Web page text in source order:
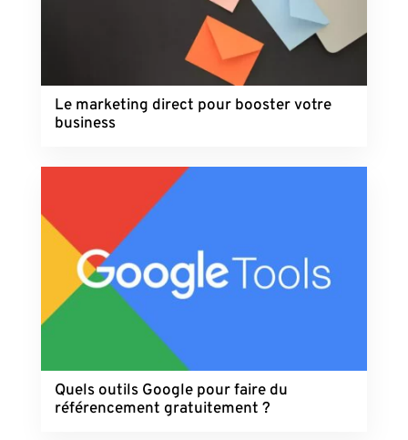
Le marketing direct pour booster votre
business
Quels outils Google pour faire du
référencement gratuitement ?